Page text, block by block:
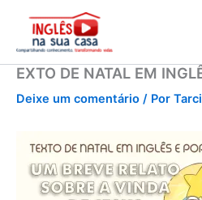
conteúdo
EXTO DE NATAL EM
Deixe um comentário / Por